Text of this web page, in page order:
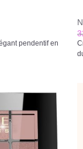
pendentif en